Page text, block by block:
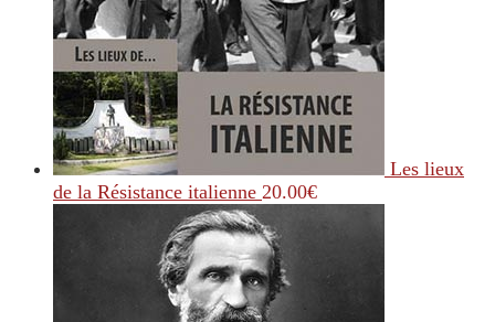
Les lieux
de la Résistance italienne 20.00€